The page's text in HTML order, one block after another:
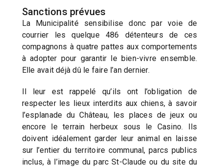
Sanctions prévues
La Municipalité sensibilise donc par voie de
courrier les quelque 486 détenteurs de ces
compagnons à quatre pattes aux comportements
à adopter pour garantir le bien-vivre ensemble.
Elle avait déjà dû le faire l’an dernier.
Il leur est rappelé qu’ils ont l’obligation de
respecter les lieux interdits aux chiens, à savoir
l’esplanade du Château, les places de jeux ou
encore le terrain herbeux sous le Casino. Ils
doivent idéalement garder leur animal en laisse
sur l’entier du territoire communal, parcs publics
inclus, à l’image du parc St-Claude ou du site du